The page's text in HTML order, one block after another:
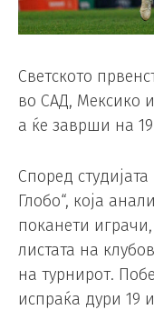
Светското
во САД, Мексико
а ќе заврши на 19
Според
Глобо“, која
поканети
листата на
на турнирот.
испраќа дури 19